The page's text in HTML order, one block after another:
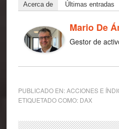
Acerca de Últimas entradas
Mario De
Gestor de
PUBLICADO EN:ACCIONES E
ETIQUETADO COMO: DAX